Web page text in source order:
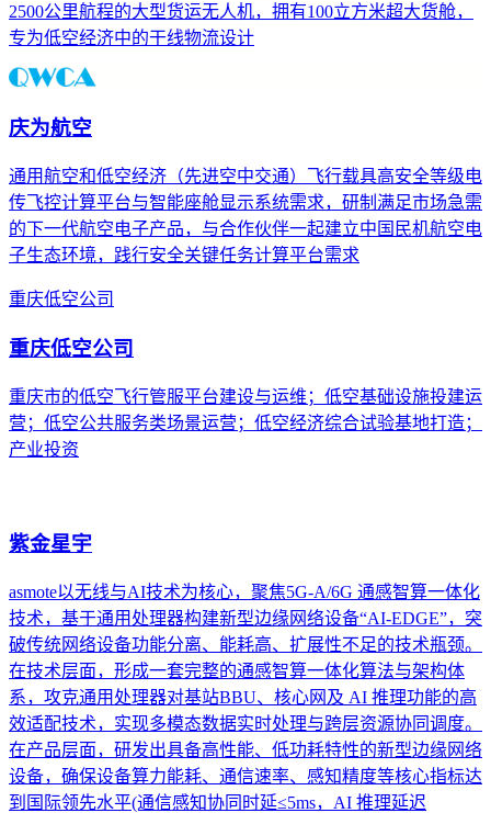
2500公里航程的大型货运无人机，拥有100立方米超大货舱，
专为低空经济中的干线物流设计
庆为航空
通用航空和低空经济（先进空中交通）飞行载具高安全等级电
传飞控计算平台与智能座舱显示系统需求，研制满足市场急需
的下一代航空电子产品，与合作伙伴一起建立中国民机航空电
子生态环境，践行安全关键任务计算平台需求
重庆低空公司
重庆低空公司
重庆市的低空飞行管服平台建设与运维；低空基础设施投建运
营；低空公共服务类场景运营；低空经济综合试验基地打造；
产业投资
紫金星宇
asmote以无线与AI技术为核心，聚焦5G-A/6G 通感智算一体化
技术，基于通用处理器构建新型边缘网络设备“AI-EDGE”，突
破传统网络设备功能分离、能耗高、扩展性不足的技术瓶颈。
在技术层面，形成一套完整的通感智算一体化算法与架构体
系，攻克通用处理器对基站BBU、核心网及 AI 推理功能的高
效适配技术，实现多模态数据实时处理与跨层资源协同调度。
在产品层面，研发出具备高性能、低功耗特性的新型边缘网络
设备，确保设备算力能耗、通信速率、感知精度等核心指标达
到国际领先水平(通信感知协同时延≤5ms，AI 推理延迟